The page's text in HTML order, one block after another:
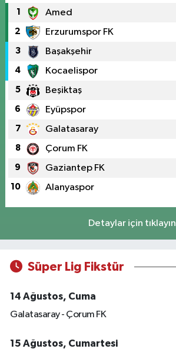
1 Amed
2 Erzurumspor FK
3 Başakşehir
4 Kocaelispor
5 Beşiktaş
6 Eyüpspor
7 Galatasaray
8 Çorum FK
9 Gaziantep FK
10 Alanyaspor
Detaylar için tıklayın
Süper Lig Fikstür
14 Ağustos, Cuma
Galatasaray - Çorum FK
15 Ağustos, Cumartesi